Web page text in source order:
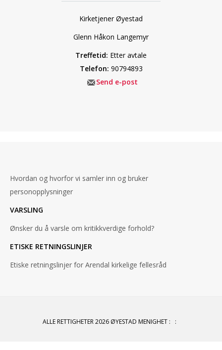
Kirketjener Øyestad
Glenn Håkon Langemyr
Treffetid: Etter avtale
Telefon: 90794893
Send e-post
Hvordan og hvorfor vi samler inn og bruker
personopplysninger
VARSLING
Ønsker du å varsle om kritikkverdige forhold?
ETISKE RETNINGSLINJER
Etiske retningslinjer for Arendal kirkelige fellesråd
ALLE RETTIGHETER 2026 ØYESTAD MENIGHET : :